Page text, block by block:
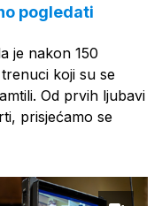
pogledati
je nakon 150
koji su se
Od prvih ljubavi
prisjećamo se